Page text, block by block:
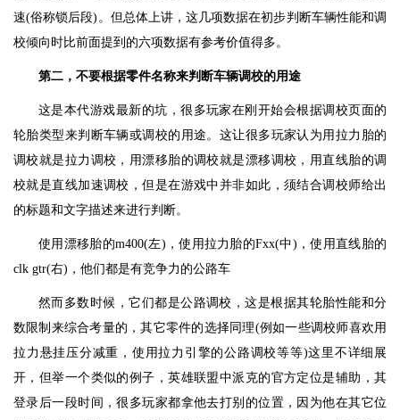
速(俗称锁后段)。但总体上讲，这几项数据在初步判断车辆性能和调
校倾向时比前面提到的六项数据有参考价值得多。
第二，不要根据零件名称来判断车辆调校的用途
这是本代游戏最新的坑，很多玩家在刚开始会根据调校页面的
轮胎类型来判断车辆或调校的用途。这让很多玩家认为用拉力胎的
调校就是拉力调校，用漂移胎的调校就是漂移调校，用直线胎的调
校就是直线加速调校，但是在游戏中并非如此，须结合调校师给出
的标题和文字描述来进行判断。
使用漂移胎的m400(左)，使用拉力胎的Fxx(中)，使用直线胎的
clk gtr(右)，他们都是有竞争力的公路车
然而多数时候，它们都是公路调校，这是根据其轮胎性能和分
数限制来综合考量的，其它零件的选择同理(例如一些调校师喜欢用
拉力悬挂压分减重，使用拉力引擎的公路调校等等)这里不详细展
开，但举一个类似的例子，英雄联盟中派克的官方定位是辅助，其
登录后一段时间，很多玩家都拿他去打别的位置，因为他在其它位